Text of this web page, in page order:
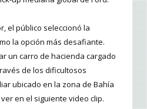
el público seleccionó la
la opción más desafiante.
un carro de hacienda cargado
de los dificultosos
ubicado en la zona de Bahía
en el siguiente video clip.